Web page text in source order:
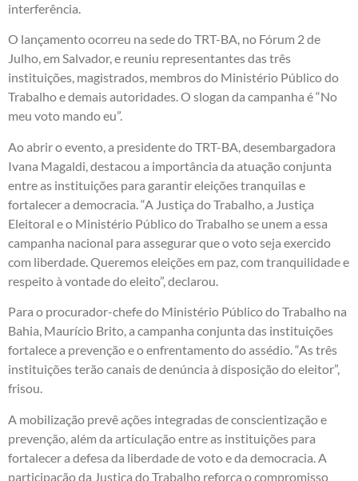
interferência.
O lançamento ocorreu na sede do TRT-BA, no Fórum 2 de
Julho, em Salvador, e reuniu representantes das três
instituições, magistrados, membros do Ministério Público do
Trabalho e demais autoridades. O slogan da campanha é “No
meu voto mando eu”.
Ao abrir o evento, a presidente do TRT-BA, desembargadora
Ivana Magaldi, destacou a importância da atuação conjunta
entre as instituições para garantir eleições tranquilas e
fortalecer a democracia. “A Justiça do Trabalho, a Justiça
Eleitoral e o Ministério Público do Trabalho se unem a essa
campanha nacional para assegurar que o voto seja exercido
com liberdade. Queremos eleições em paz, com tranquilidade e
respeito à vontade do eleito”, declarou.
Para o procurador-chefe do Ministério Público do Trabalho na
Bahia, Maurício Brito, a campanha conjunta das instituições
fortalece a prevenção e o enfrentamento do assédio. “As três
instituições terão canais de denúncia à disposição do eleitor”,
frisou.
A mobilização prevê ações integradas de conscientização e
prevenção, além da articulação entre as instituições para
fortalecer a defesa da liberdade de voto e da democracia. A
participação da Justiça do Trabalho reforça o compromisso